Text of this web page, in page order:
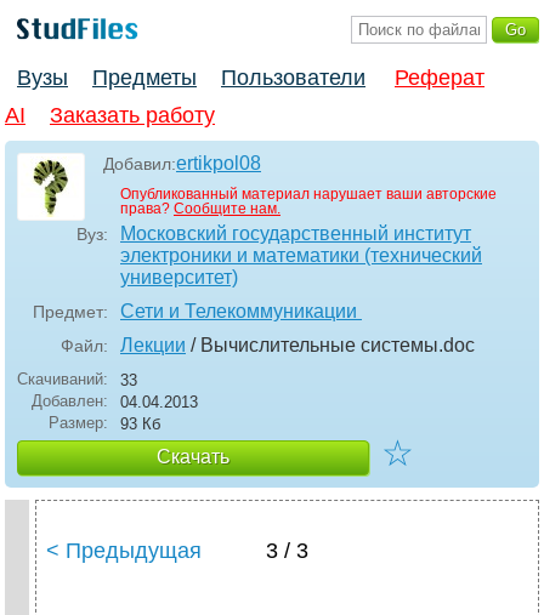
Вузы Предметы Пользователи
Реферат
AI
Заказать работу
Добавил:ertikpol08
Опубликованный материал нарушает ваши авторские
права? Сообщите нам.
Вуз:
Московский государственный институт
электроники и математики (технический
университет)
Предмет: Сети и Телекоммуникации
Файл: Лекции / Вычислительные системы.doc
Скачиваний:
33
Добавлен:
04.04.2013
Размер:
93 Кб
Скачать ☆
< Предыдущая 3 / 3